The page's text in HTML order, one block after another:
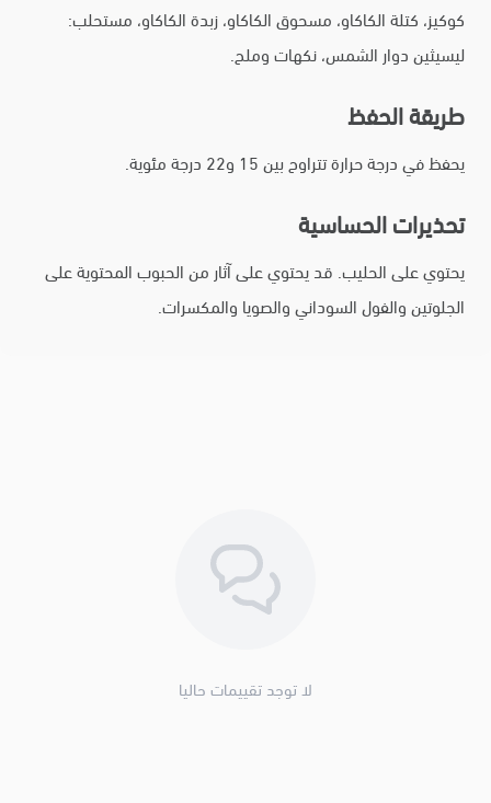
كوكيز، كتلة الكاكاو، مسحوق الكاكاو، زبدة الكاكاو، مستحلب:
ليسيثين دوار الشمس، نكهات وملح.
طريقة الحفظ
يحفظ في درجة حرارة تتراوح بين 15 و22 درجة مئوية.
تحذيرات الحساسية
يحتوي على الحليب. قد يحتوي على آثار من الحبوب المحتوية على
الجلوتين والفول السوداني والصويا والمكسرات.
لا توجد تقييمات حاليا